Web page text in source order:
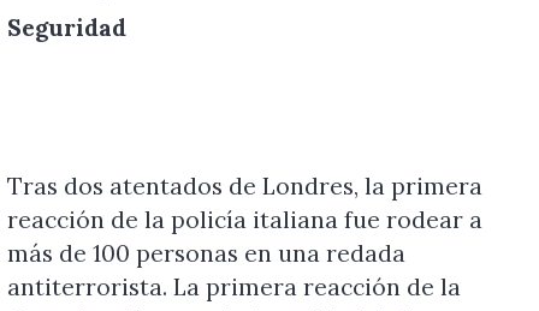
Seguridad
Tras dos atentados de Londres, la primera
reacción de la policía italiana fue rodear a
más de 100 personas en una redada
antiterrorista. La primera reacción de la